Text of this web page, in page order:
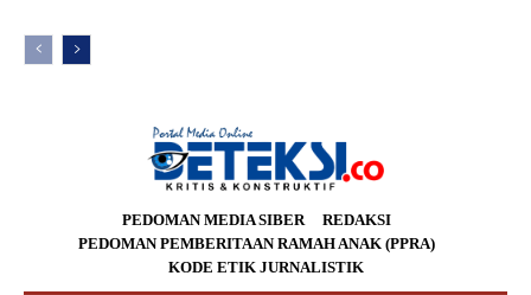
PEDOMAN MEDIA SIBER
REDAKSI
PEDOMAN PEMBERITAAN RAMAH ANAK (PPRA)
KODE ETIK JURNALISTIK